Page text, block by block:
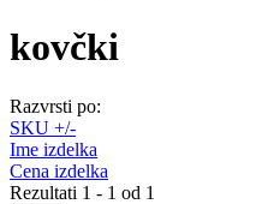
kovčki
Razvrsti po:
SKU +/-
Ime izdelka
Cena izdelka
Rezultati 1 - 1 od 1